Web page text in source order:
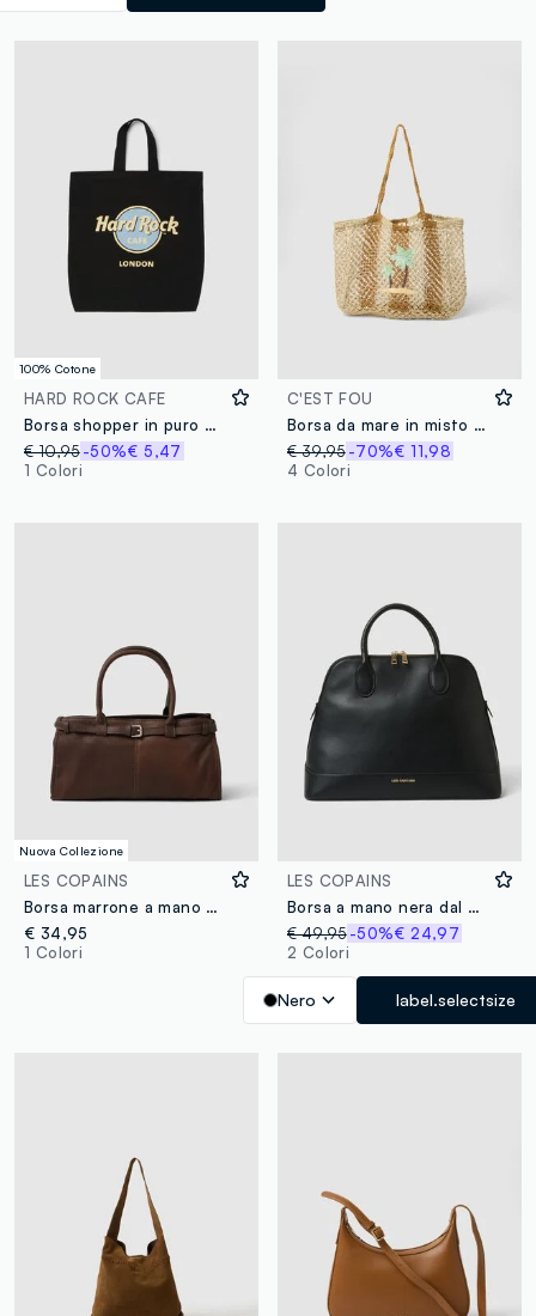
100% Cotone
HARD ROCK CAFE
Borsa shopper in puro cotone nero con logo Hard Rock Cafe
€ 10,95-50%€ 5,47
1 Colori
C'EST FOU
Borsa da mare in misto juta a rete intrecciata multicolor
€ 39,95 -70%€ 11,98
4 Colori
Nuova Collezione
LES COPAINS
Borsa marrone a mano con tracolla removibile
€ 34,95
1 Colori
LES COPAINS
Borsa a mano nera dal design strutturato
€ 49,95 -50%€ 24,97
2 Colori
Nero label.selectsize